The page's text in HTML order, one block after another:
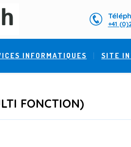
+41
INFORMATIQUES SITE
FONCTION)